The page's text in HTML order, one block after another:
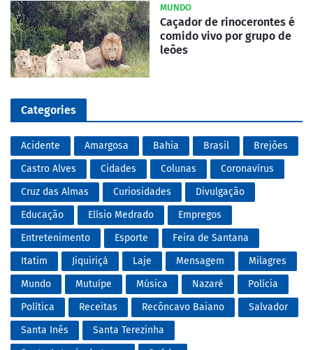
MUNDO
Caçador de rinocerontes é
comido vivo por grupo de
leões
Categories
Acidente Amargosa Bahia Brasil
Brejões
Castro Alves
Cidades Colunas
Coronavírus
Cruz das Almas
Curiosidades
Divulgação
Educação
Elísio Medrado
Empregos
Entretenimento
Esporte
Feira de Santana
Itatim
Jiquiriçá Laje Mensagem
Milagres
Mundo
Mutuípe Música Nazaré
Polícia
Política
Receitas Recôncavo Baiano
Salvador
Santa Inês
Santa Terezinha